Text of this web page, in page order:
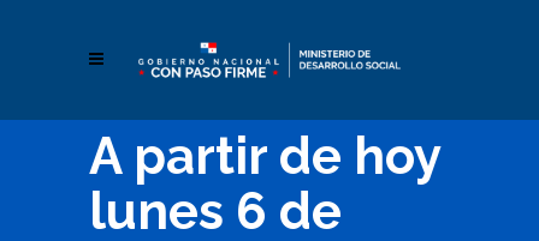
A partir de hoy
lunes 6 de